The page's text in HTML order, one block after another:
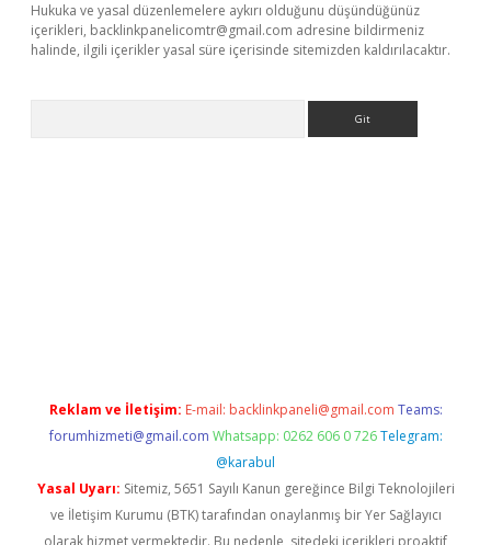
Hukuka ve yasal düzenlemelere aykırı olduğunu düşündüğünüz
içerikleri, backlinkpanelicomtr@gmail.com adresine bildirmeniz
halinde, ilgili içerikler yasal süre içerisinde sitemizden kaldırılacaktır.
Reklam ve İletişim: E-mail: backlinkpaneli@gmail.com Teams:
forumhizmeti@gmail.com Whatsapp: 0262 606 0 726 Telegram:
@karabul
Yasal Uyarı: Sitemiz, 5651 Sayılı Kanun gereğince Bilgi Teknolojileri
ve İletişim Kurumu (BTK) tarafından onaylanmış bir Yer Sağlayıcı
olarak hizmet vermektedir. Bu nedenle, sitedeki içerikleri proaktif